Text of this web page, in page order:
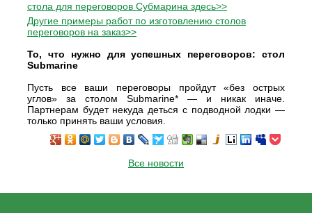
стола для переговоров Субмарина здесь>>
Другие примеры работ по изготовлению столов
переговоров на заказ>>
То, что нужно для успешных переговоров: стол
Submarine
Пусть все ваши переговоры пройдут «без острых
углов» за столом Submarine* — и никак иначе.
Партнерам будет некуда деться с подводной лодки —
только принять ваши условия.
Все новости